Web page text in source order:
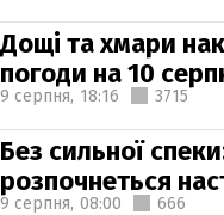
Дощі та хмари
погоди на 10
9 серпня, 18:16 3715
Без сильної
розпочнеться
9 серпня, 08:00 666